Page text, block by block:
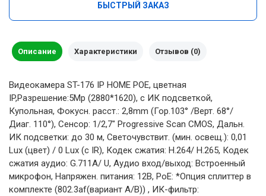
БЫСТРЫЙ ЗАКАЗ
Описание Характеристики Отзывов (0)
Видеокамера ST-176 IP HOME POE, цветная
IP,Разрешение:5Mp (2880*1620), с ИК подсветкой,
Купольная, Фокусн. расст.: 2,8mm (Гор.103° /Верт. 68°/
Диаг. 110°), Сенсор: 1/2,7" Progressive Scan CMOS, Дальн.
ИК подсветки: до 30 м, Светочувствит. (мин. освещ.): 0,01
Lux (цвет) / 0 Lux (с IR), Кодек сжатия: H.264/ H.265, Кодек
сжатия аудио: G.711A/ U, Аудио вход/выход: Встроенный
микрофон, Напряжен. питания: 12В, PoE: *Опция сплиттер в
комплекте (802.3af(вариант А/В)) , ИК-фильтр: